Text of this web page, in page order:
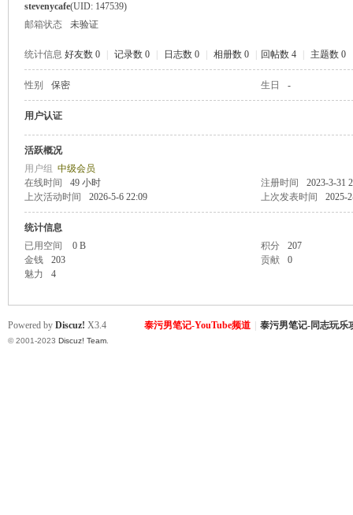
stevenycafe(UID: 147539)
邮箱状态
未验证
统计信息 好友数 0 记录数 0 日志数 0 相册数 0 回帖数 4 主题数 0
性别 保密 生日 -
用户认证
活跃概况
用户组 中级会员
在线时间
49 小时 注册时间
2023-3-31
上次活动时间
2026-5-6 22:09 上次发表时间 2025-
统计信息
已用空间
0 B 积分
207
金钱
203 贡献
0
魅力
4
泰污男笔记-YouTube频道 泰污男笔记-同志玩乐
Powered by Discuz! X3.4
© 2001-2023 Discuz! Team.